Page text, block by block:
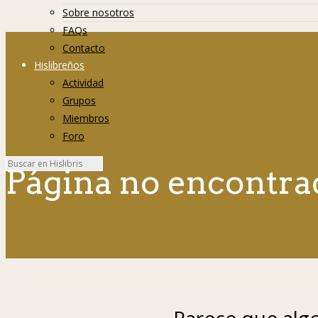
Sobre nosotros
FAQs
Contacto
Hislibreños
Actividad
Grupos
Miembros
Foro
Página no